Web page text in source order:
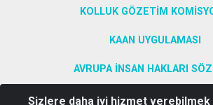
KOLLUK GÖZETİM
KAAN UYGULAMASI
AVRUPA İNSAN HAKLARI
Sizlere daha iyi hizmet